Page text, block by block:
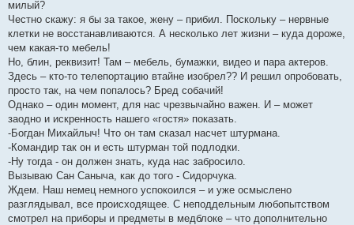
милый?
Честно скажу: я бы за такое, жену – прибил. Поскольку – нервные
клетки не восстанавливаются. А несколько лет жизни – куда дороже,
чем какая-то мебель!
Но, блин, реквизит! Там – мебель, бумажки, видео и пара актеров.
Здесь – кто-то телепортацию втайне изобрел?? И решил опробовать,
просто так, на чем попалось? Бред собачий!
Однако – один момент, для нас чрезвычайно важен. И – может
заодно и искренность нашего «гостя» показать.
-Богдан Михайлыч! Что он там сказал насчет штурмана.
-Командир так он и есть штурман той подлодки.
-Ну тогда - он должен знать, куда нас забросило.
Вызываю Сан Саныча, как до того - Сидорчука.
Ждем. Наш немец немного успокоился – и уже осмыслено
разглядывал, все происходящее. С неподдельным любопытством
смотрел на приборы и предметы в медблоке – что дополнительно